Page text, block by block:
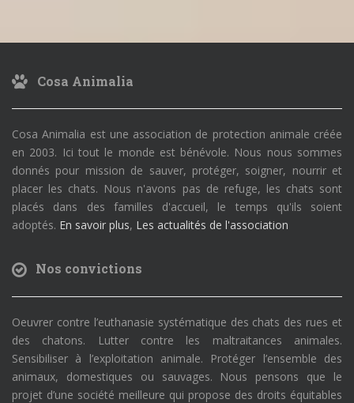
Cosa Animalia
Cosa Animalia est une association de protection animale créée
en 2003. Ici tout le monde est bénévole. Nous nous sommes
donnés pour mission de sauver, protéger, soigner, nourrir et
placer les chats. Nous n'avons pas de refuge, les chats sont
placés dans des familles d'accueil, le temps qu'ils soient
adoptés. En savoir plus, Les actualités de l'association
Nos convictions
Oeuvrer contre l’euthanasie systématique des chats des rues et
des chatons. Lutter contre les maltraitances animales.
Sensibiliser à l’exploitation animale. Protéger l’ensemble des
animaux, domestiques ou sauvages. Nous pensons que le
projet d’une société meilleure qui propose des droits équitables